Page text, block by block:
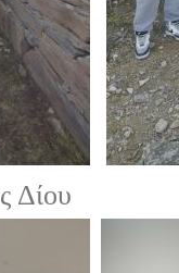
Δίου